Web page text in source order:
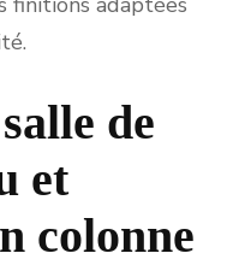
de
et
colonne